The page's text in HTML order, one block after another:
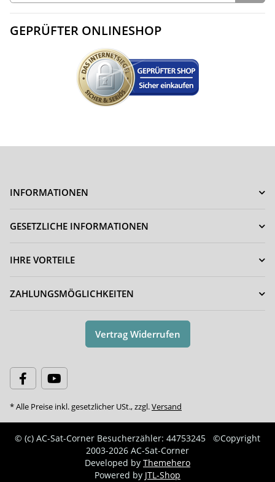
GEPRÜFTER ONLINESHOP
INFORMATIONEN
GESETZLICHE INFORMATIONEN
IHRE VORTEILE
ZAHLUNGSMÖGLICHKEITEN
Vertrag Widerrufen
* Alle Preise inkl. gesetzlicher USt., zzgl.Versand
© (c) AC-Sat-Corner Besucherzähler: 44753245
©Copyright
2003-2026 AC-Sat-Corner
Developed by Themehero
Powered by JTL-Shop